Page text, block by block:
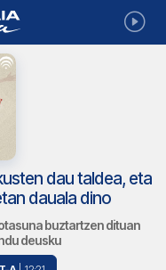
dau taldea, eta
dauala dino
buztartzen dituan
deusku